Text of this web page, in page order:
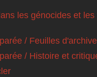
les génocides et
/ Feuilles
/ Histoire et